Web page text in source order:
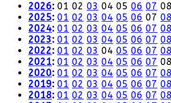
2026: 01 02 03 04 05 06 07 08
2025: 01 02 03 04 05 06 07 08
2024: 01 02 03 04 05 06 07 08
2023: 01 02 03 04 05 06 07 08
2022: 01 02 03 04 05 06 07 08
2021: 01 02 03 04 05 06 07 08
2020: 01 02 03 04 05 06 07 08
2019: 01 02 03 04 05 06 07 08
2018: 01 02 03 04 05 06 07 08